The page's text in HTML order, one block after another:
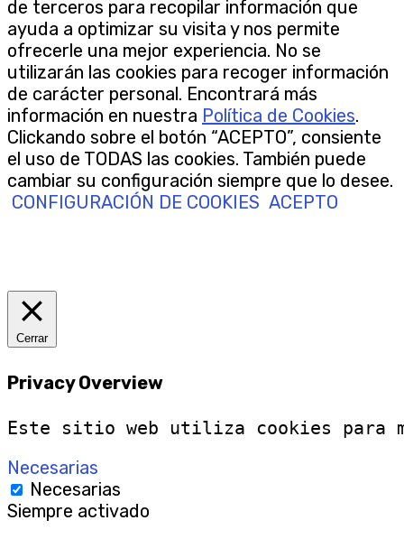
de terceros para recopilar información que
ayuda a optimizar su visita y nos permite
ofrecerle una mejor experiencia. No se
utilizarán las cookies para recoger información
de carácter personal. Encontrará más
información en nuestra Política de Cookies.
Clickando sobre el botón “ACEPTO”, consiente
el uso de TODAS las cookies. También puede
cambiar su configuración siempre que lo desee.
CONFIGURACIÓN DE COOKIES ACEPTO
Cerrar
Privacy Overview
Este sitio web utiliza cookies para
Necesarias
Necesarias
Siempre activado